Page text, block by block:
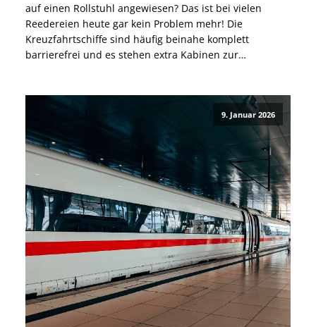
auf einen Rollstuhl angewiesen? Das ist bei vielen
Reedereien heute gar kein Problem mehr! Die
Kreuzfahrtschiffe sind häufig beinahe komplett
barrierefrei und es stehen extra Kabinen zur
Tenderhäfen und Besonderheiten bei elektrischen
Rollstühlen, die bereits vor […]
9. Januar 2026